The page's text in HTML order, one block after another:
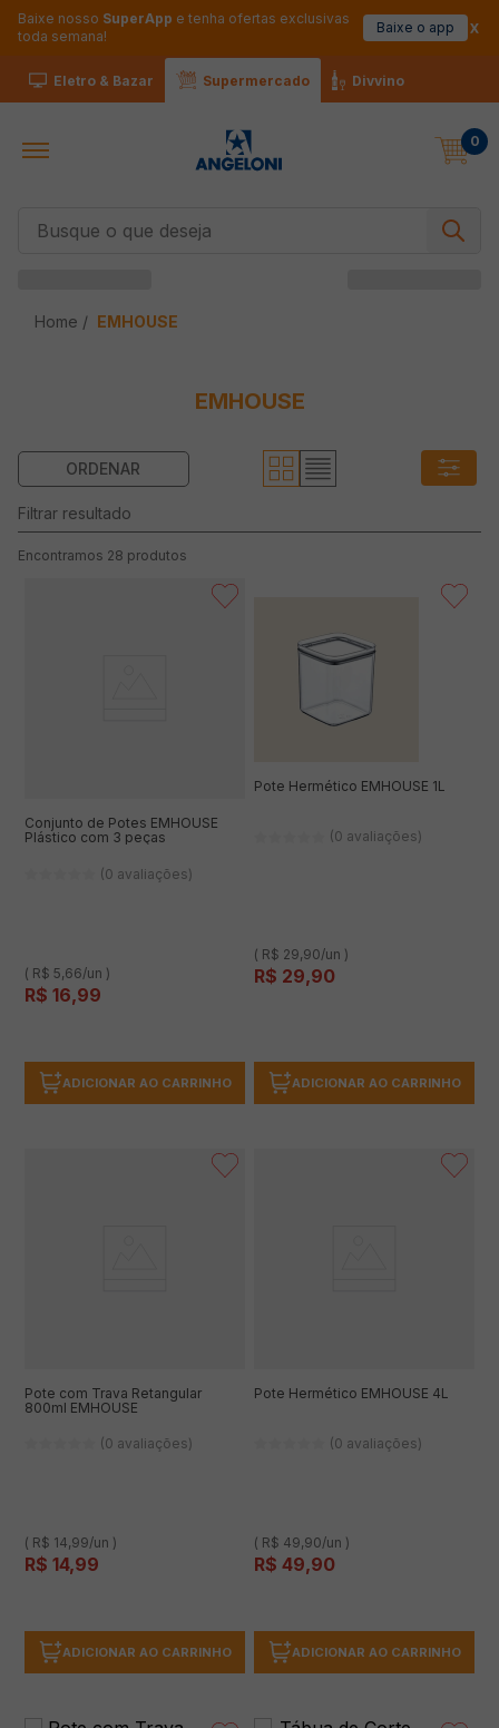
Baixe nosso SuperApp e tenha ofertas exclusivas
toda semana!
Baixe o app
Eletro & Bazar Supermercado Divvino
0
EMHOUSE
EMHOUSE
28 produtos
Conjunto de Potes EMHOUSE
Plástico com 3 peças
(0 avaliações)
( R$ 5,66/un )
R$ 16,99
ADICIONAR AO CARRINHO
Pote Hermético EMHOUSE 1L
(0 avaliações)
( R$ 29,90/un )
R$ 29,90
ADICIONAR AO CARRINHO
Pote com Trava Retangular
800ml EMHOUSE
(0 avaliações)
( R$ 14,99/un )
R$ 14,99
ADICIONAR AO CARRINHO
Pote Hermético EMHOUSE 4L
(0 avaliações)
( R$ 49,90/un )
R$ 49,90
ADICIONAR AO CARRINHO